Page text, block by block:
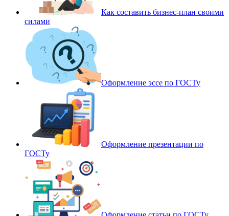
Как составить бизнес-план своими
силами
Оформление эссе по ГОСТу
Оформление презентации по
ГОСТу